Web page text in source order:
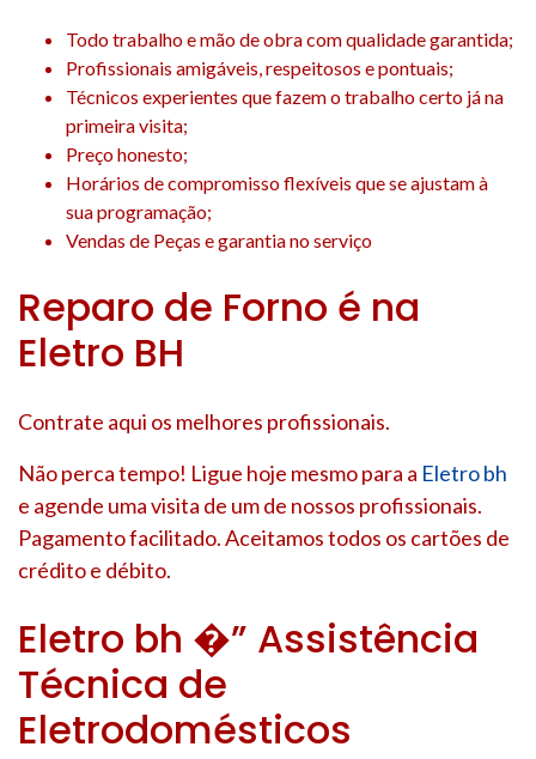
Todo trabalho e mão de obra com qualidade garantida;
Profissionais amigáveis, respeitosos e pontuais;
Técnicos experientes que fazem o trabalho certo já na
primeira visita;
Preço honesto;
Horários de compromisso flexíveis que se ajustam à
sua programação;
Vendas de Peças e garantia no serviço
Reparo de Forno é na
Eletro BH
Contrate aqui os melhores profissionais.
Não perca tempo! Ligue hoje mesmo para a Eletro bh
e agende uma visita de um de nossos profissionais.
Pagamento facilitado. Aceitamos todos os cartões de
crédito e débito.
Eletro bh �” Assistência
Técnica de
Eletrodomésticos